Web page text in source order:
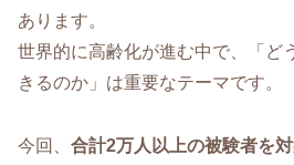
あります。
世界的に高齢化が進む中で、「ど
きるのか」は重要なテーマです。
今回、 合計2万人以上の被験者を